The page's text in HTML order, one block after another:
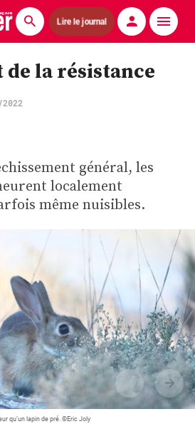
Lire le journal
ITB
de la résistance
général, les
localement
même nuisibles.
qu’un lapin de pré. ©Eric Joly